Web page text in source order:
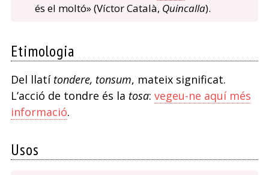
és el moltó» (Víctor Català, Quincalla).
Etimologia
Del llatí tondere, tonsum, mateix significat.
L’acció de tondre és la tosa: vegeu-ne aquí més
informació.
Usos